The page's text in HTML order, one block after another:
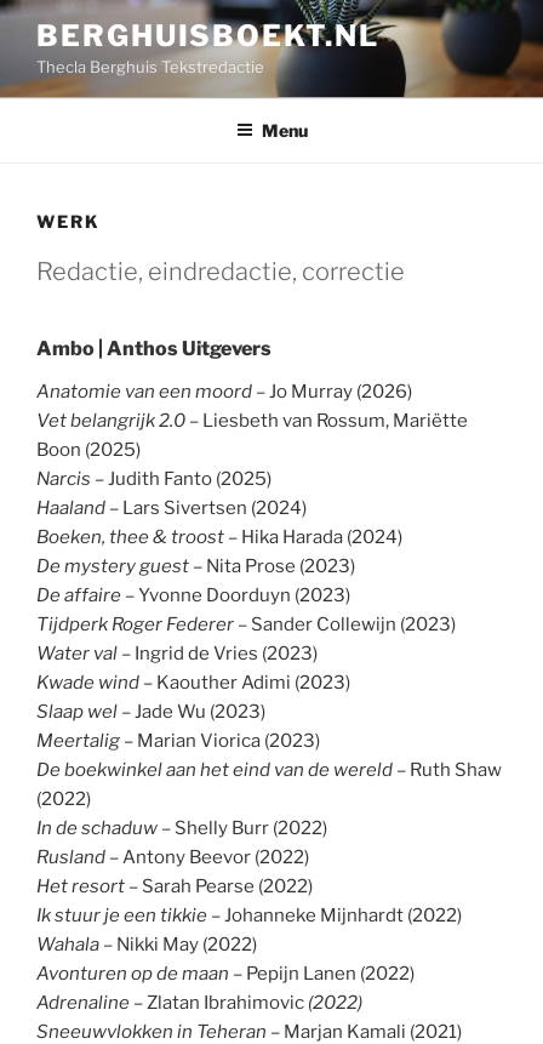
Ga
inhoud
BERGHUISBOEKT.NL
Thecla Berghuis Tekstredactie
Menu
WERK
Redactie, eindredactie, correctie
Ambo | Anthos Uitgevers
Anatomie van een moord – Jo Murray (2026)
Vet belangrijk 2.0 – Liesbeth van Rossum, Mariëtte
Boon (2025)
Narcis – Judith Fanto (2025)
Haaland – Lars Sivertsen (2024)
Boeken, thee & troost – Hika Harada (2024)
De mystery guest – Nita Prose (2023)
De affaire – Yvonne Doorduyn (2023)
Tijdperk Roger Federer – Sander Collewijn (2023)
Water val – Ingrid de Vries (2023)
Kwade wind – Kaouther Adimi (2023)
Slaap wel – Jade Wu (2023)
Meertalig – Marian Viorica (2023)
De boekwinkel aan het eind van de wereld – Ruth Shaw
(2022)
In de schaduw – Shelly Burr (2022)
Rusland – Antony Beevor (2022)
Het resort – Sarah Pearse (2022)
Ik stuur je een tikkie – Johanneke Mijnhardt (2022)
Wahala – Nikki May (2022)
Avonturen op de maan – Pepijn Lanen (2022)
Adrenaline –Zlatan Ibrahimovic (2022)
Sneeuwvlokken in Teheran – Marjan Kamali (2021)